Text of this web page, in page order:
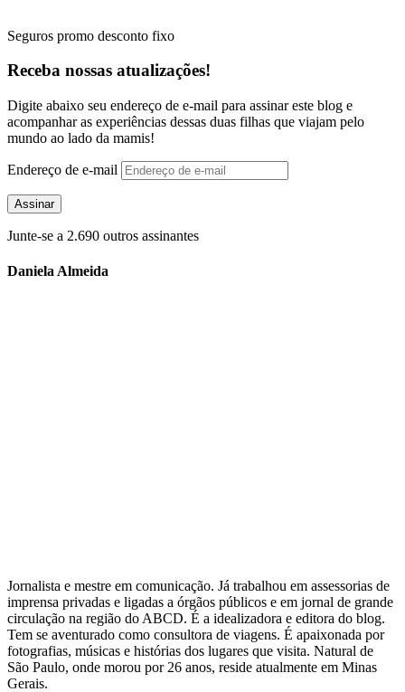
Seguros promo desconto fixo
Receba nossas atualizações!
Digite abaixo seu endereço de e-mail para assinar este blog e
acompanhar as experiências dessas duas filhas que viajam pelo
mundo ao lado da mamis!
Endereço de e-mail
Assinar
Junte-se a 2.690 outros assinantes
Daniela Almeida
Jornalista e mestre em comunicação. Já trabalhou em assessorias de
imprensa privadas e ligadas a órgãos públicos e em jornal de grande
circulação na região do ABCD. É a idealizadora e editora do blog.
Tem se aventurado como consultora de viagens. É apaixonada por
fotografias, músicas e histórias dos lugares que visita. Natural de
São Paulo, onde morou por 26 anos, reside atualmente em Minas
Gerais.